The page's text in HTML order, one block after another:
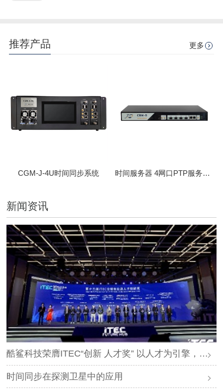
推荐产品 更多
CGM-J-4U时间同步系统 时间服务器 4网口PTP服务器 CBM-D-40
新闻资讯
酷鲨科技荣膺ITEC“创新 人才奖” 以人才为引擎，时空为基石，驱动智能未来
时间同步在探测卫星中的应用